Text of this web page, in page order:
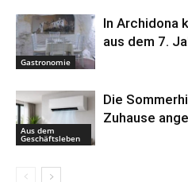
Gastronomie
In Archidona
aus dem 7.
Aus dem
Geschäftsleben
Die
Zuhause